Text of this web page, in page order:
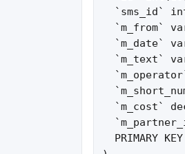
`sms_id`
`m_from`
`m_date`
`m_text`
`m_cost`
PRIMARY